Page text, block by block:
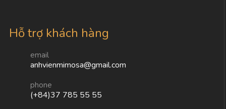
Hỗ trợ khách hàng
email
anhvienmimosa@gmail.com
phone
(+84)37 785 55 55